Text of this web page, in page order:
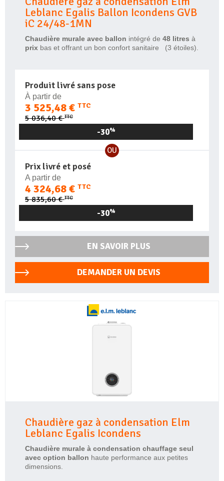
Leblanc Egalis Ballon Icondens GVB
iC 24/48-1MN
Chaudière murale avec ballon intégré de 48 litres à
prix bas et offrant un bon confort sanitaire (3 étoiles).
Produit livré sans pose
À partir de
3 525,48 € TTC
5 036,40 €TTC
-30%
OU
Prix livré et posé
A partir de
4 324,68 € TTC
5 835,60 €TTC
-30%
EN SAVOIR PLUS
DEMANDER UN DEVIS
Chaudière gaz à condensation Elm
Leblanc Egalis Icondens
Chaudière murale à condensation chauffage seul
avec option ballon haute performance aux petites
dimensions.